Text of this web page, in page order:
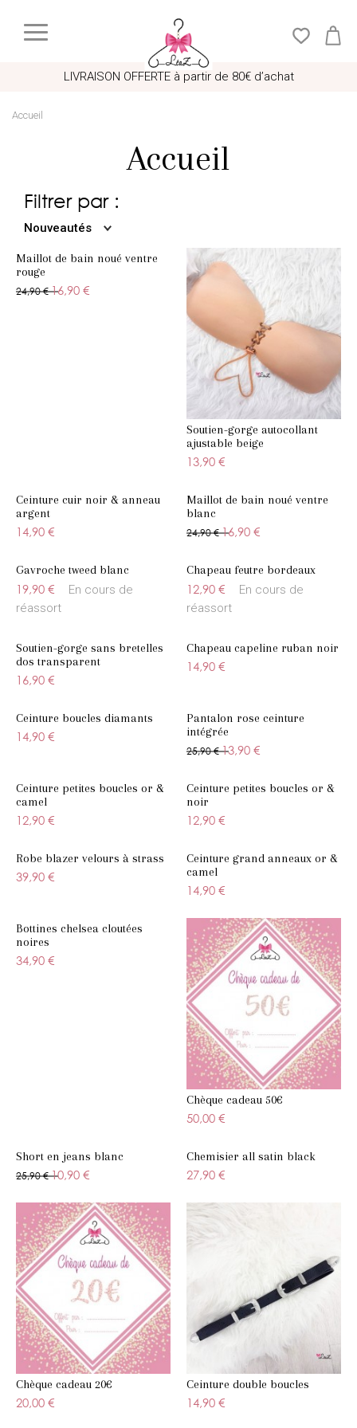
LIVRAISON OFFERTE à partir de 80€ d’achat
Accueil
Accueil
Filtrer par :
Nouveautés
Maillot de bain noué ventre
rouge
24,90 € 16,90 €
Soutien-gorge autocollant
ajustable beige
13,90 €
Ceinture cuir noir & anneau
argent
14,90 €
Maillot de bain noué ventre
blanc
24,90 € 16,90 €
Gavroche tweed blanc
19,90 €
En cours de
réassort
Chapeau feutre bordeaux
12,90 €
En cours de
réassort
Soutien-gorge sans bretelles
dos transparent
16,90 €
Chapeau capeline ruban noir
14,90 €
Ceinture boucles diamants
14,90 €
Pantalon rose ceinture
intégrée
25,90 € 13,90 €
Ceinture petites boucles or &
camel
12,90 €
Ceinture petites boucles or &
noir
12,90 €
Robe blazer velours à strass
39,90 €
Ceinture grand anneaux or &
camel
14,90 €
Bottines chelsea cloutées
noires
34,90 €
Chèque cadeau 50€
50,00 €
Short en jeans blanc
25,90 € 10,90 €
Chemisier all satin black
27,90 €
Chèque cadeau 20€
20,00 €
Ceinture double boucles
14,90 €